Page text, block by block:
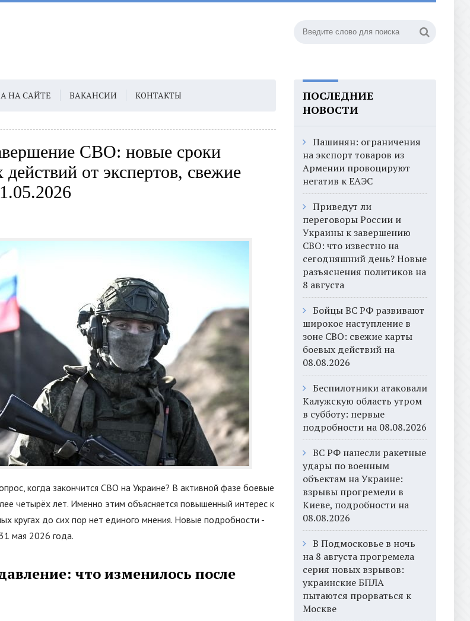
НА САЙТЕ ВАКАНСИИ КОНТАКТЫ
СВО: новые сроки
от экспертов, свежие
когда закончится СВО на Украине? В активной фазе боевые
четырёх лет. Именно этим объясняется повышенный интерес к
кругах до сих пор нет единого мнения. Новые подробности -
мая 2026 года.
что изменилось после
ПОСЛЕДНИЕ
НОВОСТИ
Пашинян: ограничения
на экспорт товаров из
Армении провоцируют
негатив к ЕАЭС
Приведут ли
переговоры России и
Украины к завершению
СВО: что известно на
сегодняшний день? Новые
разъяснения политиков на
8 августа
Бойцы ВС РФ развивают
широкое наступление в
зоне СВО: свежие карты
боевых действий на
08.08.2026
Беспилотники атаковали
Калужскую область утром
в субботу: первые
подробности на 08.08.2026
ВС РФ нанесли ракетные
удары по военным
объектам на Украине:
взрывы прогремели в
Киеве, подробности на
08.08.2026
В Подмосковье в ночь
на 8 августа прогремела
серия новых взрывов:
украинские БПЛА
пытаются прорваться к
Москве